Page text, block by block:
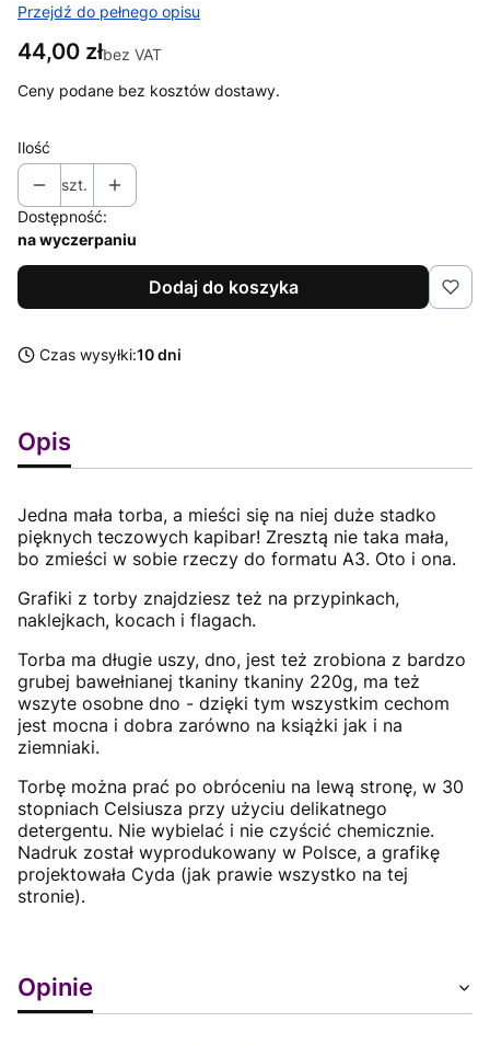
Przejdź do pełnego opisu
Cena
44,00 złbez VAT
Ceny podane bez kosztów dostawy.
Ilość
szt.
Dostępność:
na wyczerpaniu
Dodaj do koszyka
Czas wysyłki:10 dni
Opis
Jedna mała torba, a mieści się na niej duże stadko
pięknych teczowych kapibar! Zresztą nie taka mała,
bo zmieści w sobie rzeczy do formatu A3. Oto i ona.
Grafiki z torby znajdziesz też na przypinkach,
naklejkach, kocach i flagach.
Torba ma długie uszy, dno, jest też zrobiona z bardzo
grubej bawełnianej tkaniny tkaniny 220g, ma też
wszyte osobne dno - dzięki tym wszystkim cechom
jest mocna i dobra zarówno na książki jak i na
ziemniaki.
Torbę można prać po obróceniu na lewą stronę, w 30
stopniach Celsiusza przy użyciu delikatnego
detergentu. Nie wybielać i nie czyścić chemicznie.
Nadruk został wyprodukowany w Polsce, a grafikę
projektowała Cyda (jak prawie wszystko na tej
stronie).
Opinie